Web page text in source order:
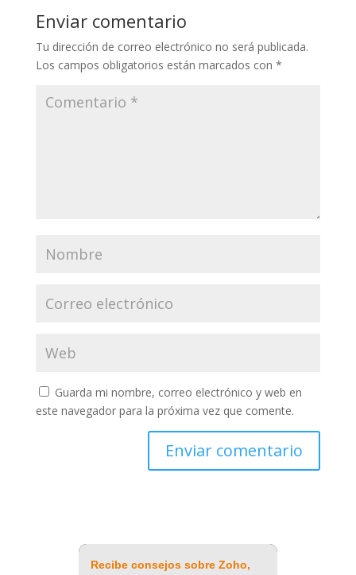
Enviar comentario
Tu dirección de correo electrónico no será publicada.
Los campos obligatorios están marcados con *
Guarda mi nombre, correo electrónico y web en
este navegador para la próxima vez que comente.
Recibe consejos sobre Zoho,